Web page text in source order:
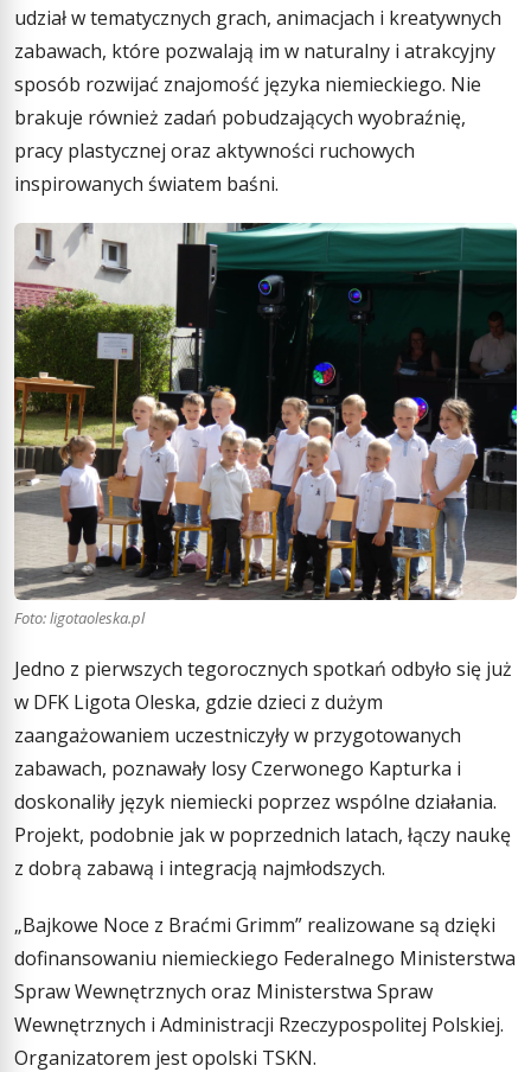
udział w tematycznych grach, animacjach i kreatywnych
zabawach, które pozwalają im w naturalny i atrakcyjny
sposób rozwijać znajomość języka niemieckiego. Nie
brakuje również zadań pobudzających wyobraźnię,
pracy plastycznej oraz aktywności ruchowych
inspirowanych światem baśni.
Foto: ligotaoleska.pl
Jedno z pierwszych tegorocznych spotkań odbyło się już
w DFK Ligota Oleska, gdzie dzieci z dużym
zaangażowaniem uczestniczyły w przygotowanych
zabawach, poznawały losy Czerwonego Kapturka i
doskonaliły język niemiecki poprzez wspólne działania.
Projekt, podobnie jak w poprzednich latach, łączy naukę
z dobrą zabawą i integracją najmłodszych.
„Bajkowe Noce z Braćmi Grimm” realizowane są dzięki
dofinansowaniu niemieckiego Federalnego Ministerstwa
Spraw Wewnętrznych oraz Ministerstwa Spraw
Wewnętrznych i Administracji Rzeczypospolitej Polskiej.
Organizatorem jest opolski TSKN.